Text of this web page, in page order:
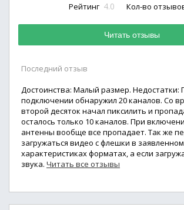
Рейтинг 4.0 Кол-во
Читать отзывы
Последний отзыв
Достоинства: Малый размер. Недостатки:
подключении обнаружил 20 каналов. Со
второй десяток начал пиксилить и
осталось только 10 каналов. При
антенны вообще все пропадает. Так же
загружаться видео с флешки в
характеристиках форматах, а если
звука. Читать все отзывы